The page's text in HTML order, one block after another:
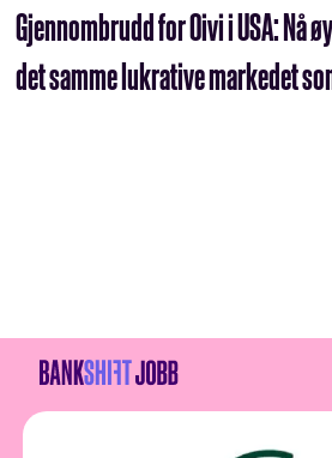
Gjennombrudd for Oivi i USA: Nå
det samme lukrative markedet